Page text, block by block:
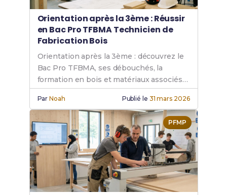
Orientation après la 3ème : Réussir
en Bac Pro TFBMA Technicien de
Fabrication Bois
Orientation après la 3ème : découvrez le
Bac Pro TFBMA, ses débouchés, la
formation en bois et matériaux associés
pour réussir votre projet professionnel.
ParNoah Publié le 31 mars 2026
PFMP